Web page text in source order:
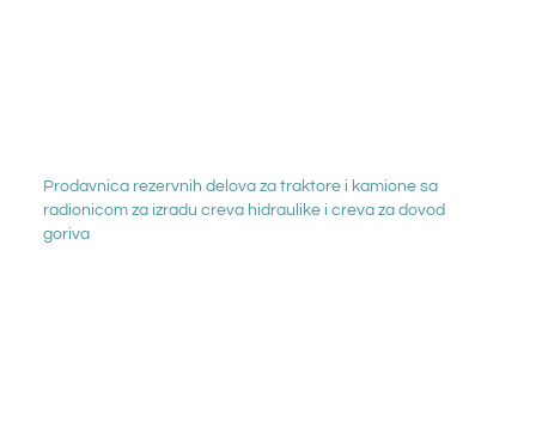
Prodavnica rezervnih delova za traktore i kamione sa
radionicom za izradu creva hidraulike i creva za dovod
goriva